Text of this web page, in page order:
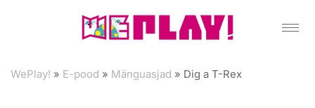
WePlay! » E-pood » Mänguasjad » Dig a T-Rex